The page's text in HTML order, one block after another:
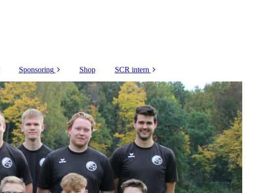
Sponsoring
Wir sagen DANKE
Jobs bei unsere
Sponsoren
Shop SCR intern
Platzbelegung
Jugendabteilung
intern
Leitfaden zum
Spielbetrieb